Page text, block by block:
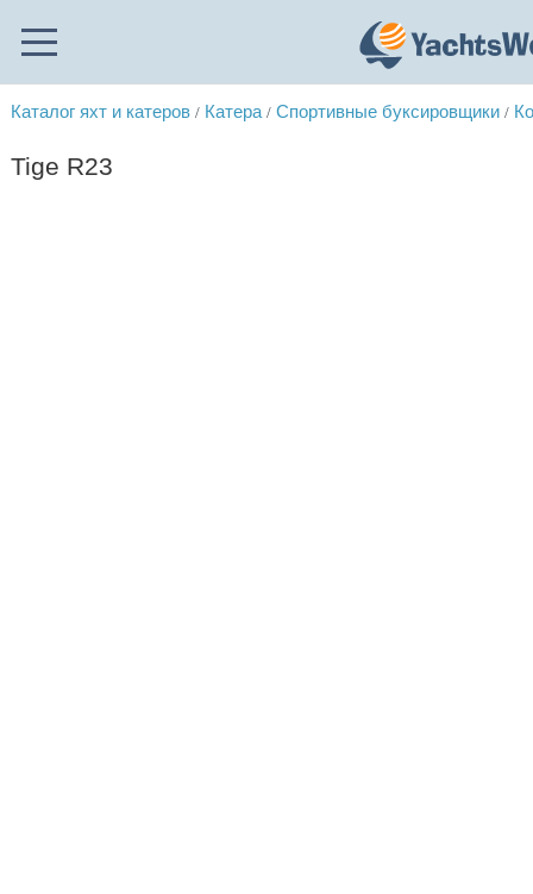
Каталог яхт и катеров / Катера / Спортивные буксировщики /
Tige R23